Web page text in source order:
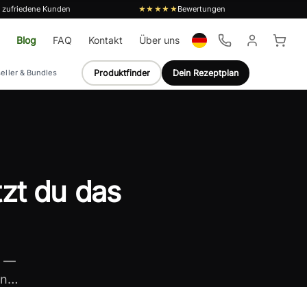
Kunden ★★★★★Bewertungen
Blog FAQ Kontakt Über uns
& Bundles Produktfinder Dein Rezeptplan
du das
—